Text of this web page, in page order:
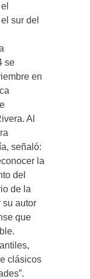
sur del
se
en
Al
señaló:
la
del
de la
su autor
que
clásicos